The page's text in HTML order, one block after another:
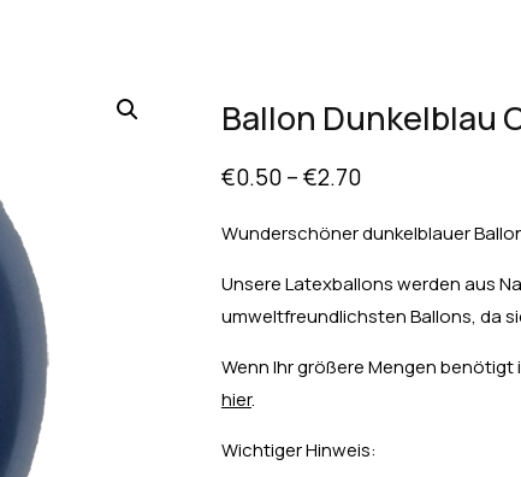
Ballon Dunkelblau
€0.50–€2.70
Wunderschöner dunkelblauer
Unsere Latexballons werden aus
umweltfreundlichsten Ballons, da
Wenn Ihr größere Mengen benötigt
hier.
Wichtiger Hinweis: